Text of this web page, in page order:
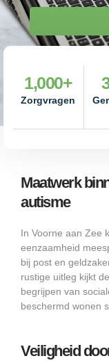
Zorgvragen
1,000+
Maatwerk
autisme
In Voorne aan Zee
eenzaamheid
bij post en
rustige uitleg kijkt
begrijpen van
beschermd wonen
Veiligheid